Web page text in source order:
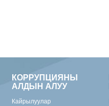
КОРРУПЦИЯНЫ
АЛДЫН АЛУУ
Кайрылуулар